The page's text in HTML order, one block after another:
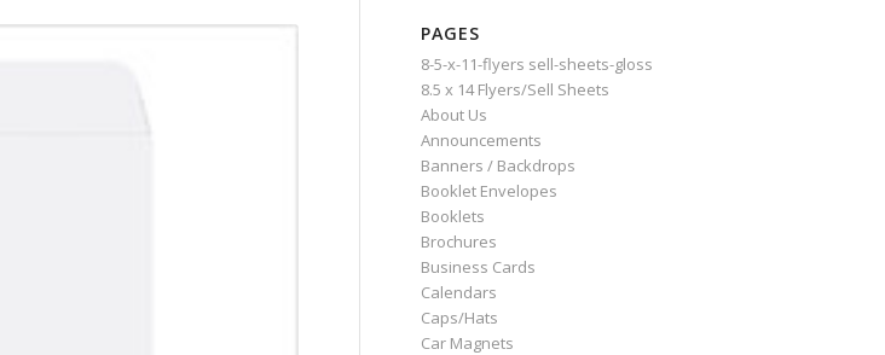
PAGES
8-5-x-11-flyers sell-sheets-gloss
8.5 x 14 Flyers/Sell Sheets
About Us
Announcements
Banners / Backdrops
Booklet Envelopes
Booklets
Brochures
Business Cards
Calendars
Caps/Hats
Car Magnets